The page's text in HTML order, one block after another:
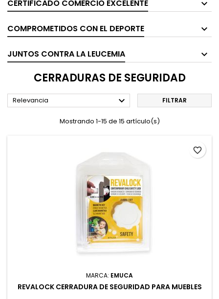
CERTIFICADO COMERCIO EXCELENTE
COMPROMETIDOS CON EL DEPORTE
JUNTOS CONTRA LA LEUCEMIA
CERRADURAS DE SEGURIDAD
Relevancia  FILTRAR
Mostrando 1-15 de 15 artículo(s)
MARCA: EMUCA
REVALOCK CERRADURA DE SEGURIDAD PARA MUEBLES
favorite_border